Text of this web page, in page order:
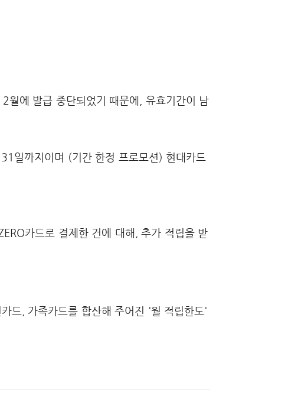
월에 발급 중단되었기 때문에, 유효기간이 남
일까지이며 (기간 한정 프로모션) 현대카드
카드로 결제한 건에 대해, 추가 적립을 받
드, 가족카드를 합산해 주어진 '월 적립한도'